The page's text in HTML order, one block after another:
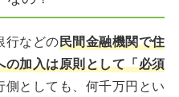
行などの民間金融機関で住
加入は原則として「必須
側としても、何千万円とい